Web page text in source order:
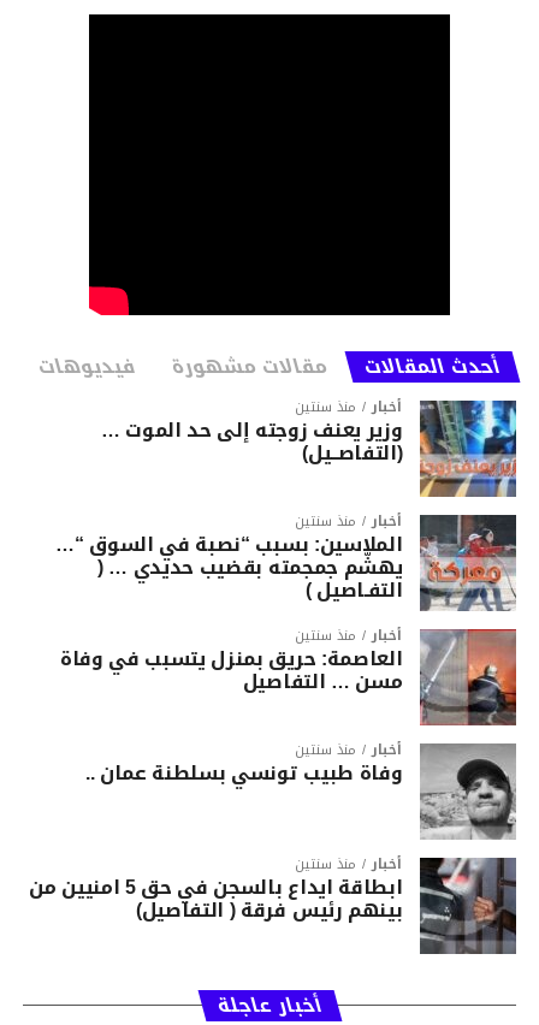
أحدث المقالات مقالات مشهورة فيديوهات
أخبار منذ سنتين
وزير يعنف زوجته إلى حد الموت …
(التفاصــيل)
أخبار منذ سنتين
الملاسين: بسبب “نصبة في السوق “…
يهشّم جمجمته بقضيب حديدي … (
التفـاصيل )
أخبار منذ سنتين
العاصمة: حريق بمنزل يتسبب في وفاة
مسن … التفاصيل
أخبار منذ سنتين
وفاة طبيب تونسي بسلطنة عمان ..
أخبار منذ سنتين
ابطاقة ايداع بالسجن في حق 5 امنيين من
بينهم رئيس فرقة ( التفاصيل)
أخبار عاجلة